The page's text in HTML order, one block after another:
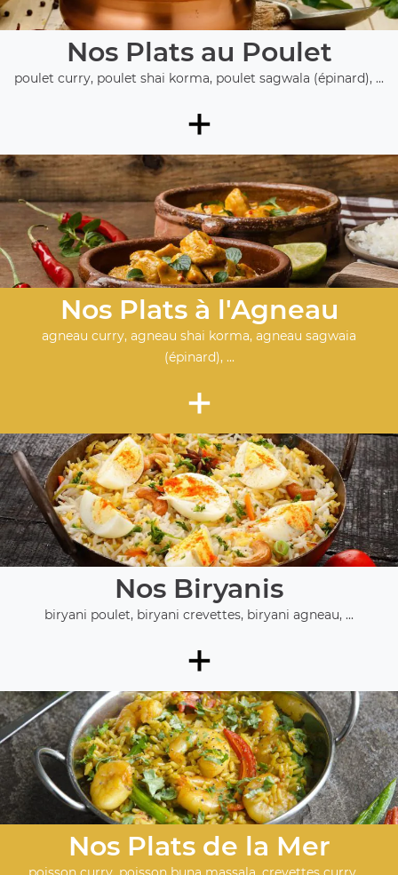
Nos Plats au Poulet
poulet curry, poulet shai korma, poulet sagwala (épinard), ...
+
Nos Plats à l'Agneau
agneau curry, agneau shai korma, agneau sagwaia
(épinard), ...
+
Nos Biryanis
biryani poulet, biryani crevettes, biryani agneau, ...
+
Nos Plats de la Mer